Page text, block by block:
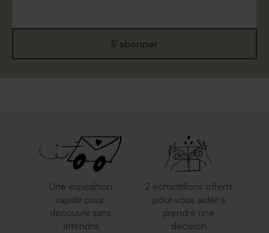
S'abonner
Une expédition
rapide pour
découvrir sans
attendre
2 échantillons offerts
pour vous aider à
prendre une
décision